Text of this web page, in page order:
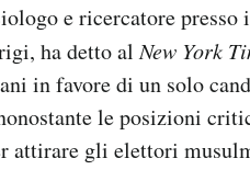
e ricercatore
ha detto alNew York
in favore di un solo
le posizioni
attirare gli elettori